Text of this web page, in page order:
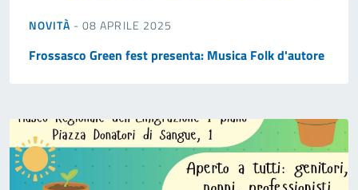
NOVITÀ - 08 APRILE 2025
Frossasco Green fest presenta: Musica Folk d'autore